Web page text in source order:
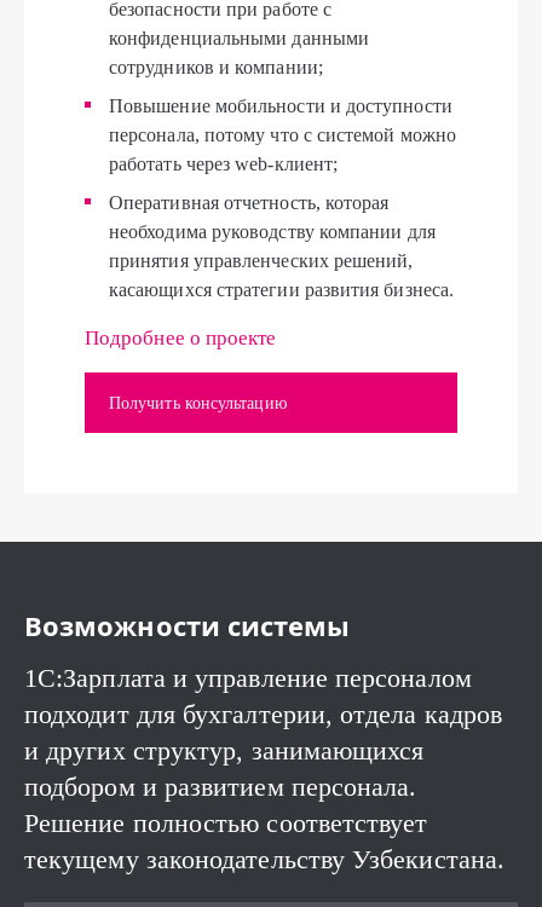
безопасности при работе с
конфиденциальными данными
сотрудников и компании;
Повышение мобильности и доступности
персонала, потому что с системой можно
работать через web-клиент;
Оперативная отчетность, которая
необходима руководству компании для
принятия управленческих решений,
касающихся стратегии развития бизнеса.
Подробнее о проекте
Получить консультацию
Возможности системы
1C:Зарплата и управление персоналом
подходит для бухгалтерии, отдела кадров
и других структур, занимающихся
подбором и развитием персонала.
Решение полностью соответствует
текущему законодательству Узбекистана.